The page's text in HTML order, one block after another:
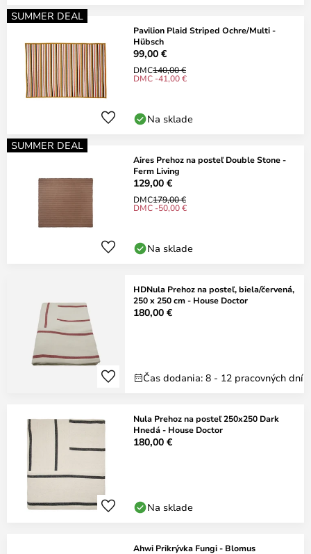
SUMMER DEAL
Pavilion Plaid Striped Ochre/Multi -
Hübsch
99,00 €
DMC140,00 €
DMC -41,00 €
Na sklade
SUMMER DEAL
Aires Prehoz na posteľ Double Stone -
Ferm Living
129,00 €
DMC179,00 €
DMC -50,00 €
Na sklade
HDNula Prehoz na posteľ, biela/červená,
250 x 250 cm - House Doctor
180,00 €
Čas dodania: 8 - 12 pracovných dní
Nula Prehoz na posteľ 250x250 Dark
Hnedá - House Doctor
180,00 €
Na sklade
Ahwi Prikrývka Fungi - Blomus